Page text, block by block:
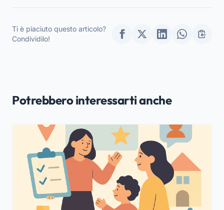
Ti è piaciuto questo articolo?
Condividilo!
Potrebbero interessarti anche